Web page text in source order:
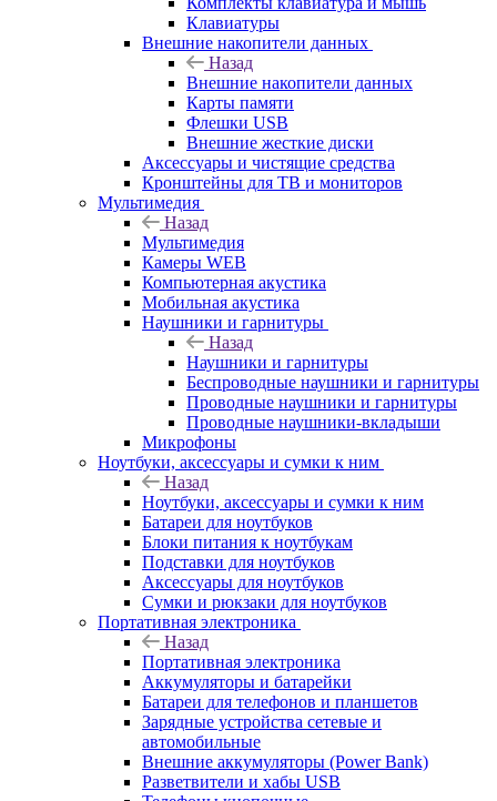
Клавиатуры
Внешние накопители данных
Назад
Внешние накопители данных
Карты памяти
Флешки USB
Внешние жесткие диски
Аксессуары и чистящие средства
Кронштейны для ТВ и мониторов
Мультимедия
Назад
Мультимедия
Камеры WEB
Компьютерная акустика
Мобильная акустика
Наушники и гарнитуры
Назад
Наушники и гарнитуры
Беспроводные наушники и гарнитуры
Проводные наушники и гарнитуры
Проводные наушники-вкладыши
Микрофоны
Ноутбуки, аксессуары и сумки к ним
Назад
Ноутбуки, аксессуары и сумки к ним
Батареи для ноутбуков
Блоки питания к ноутбукам
Подставки для ноутбуков
Аксессуары для ноутбуков
Сумки и рюкзаки для ноутбуков
Портативная электроника
Назад
Портативная электроника
Аккумуляторы и батарейки
Батареи для телефонов и планшетов
Зарядные устройства сетевые и
автомобильные
Внешние аккумуляторы (Power Bank)
Разветвители и хабы USB